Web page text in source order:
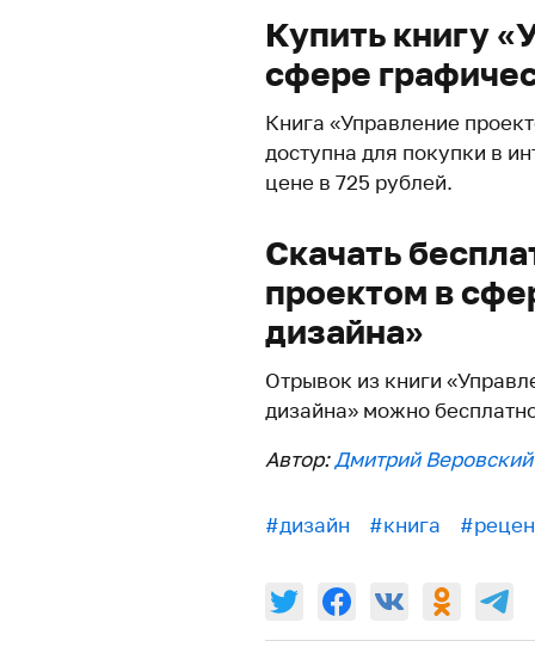
Купить книгу
сфере
Книга «Управление
доступна для покупки в
цене в 725 рублей.
Скачать
проектом в
дизайна»
Отрывок из книги
дизайна» можно
Автор:Дмитрий Веровский
#дизайн #книга